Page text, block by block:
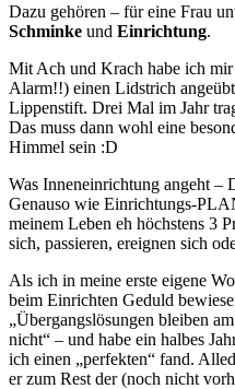
Dazu gehören – für eine Frau
Schminke und Einrichtung.
Mit Ach und Krach habe ich mir
Alarm!!) einen Lidstrich
Lippenstift. Drei Mal im Jahr
Das muss dann wohl eine
Himmel sein :D
Was Inneneinrichtung angeht –
Genauso wie Einrichtungs-
meinem Leben eh höchstens 3
sich, passieren, ereignen sich
Als ich in meine erste eigene
beim Einrichten Geduld
„Übergangslösungen bleiben
nicht“ – und habe ein halbes
ich einen „perfekten“ fand.
er zum Rest der (noch nicht